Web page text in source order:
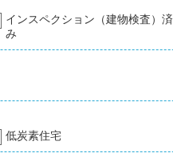
インスペクション（建物検査）済
み
低炭素住宅